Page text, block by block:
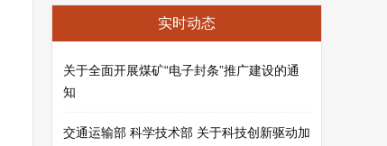
实时动态
关于全面开展煤矿“电子封条”推广建设的通
知
交通运输部 科学技术部 关于科技创新驱动加